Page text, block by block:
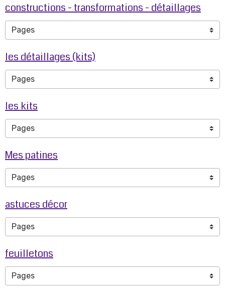
constructions - transformations - détaillages
les détaillages (kits)
les kits
Mes patines
astuces décor
feuilletons